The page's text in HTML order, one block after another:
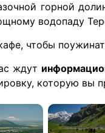
горной
водопаду
чтобы
ждут
которую вы